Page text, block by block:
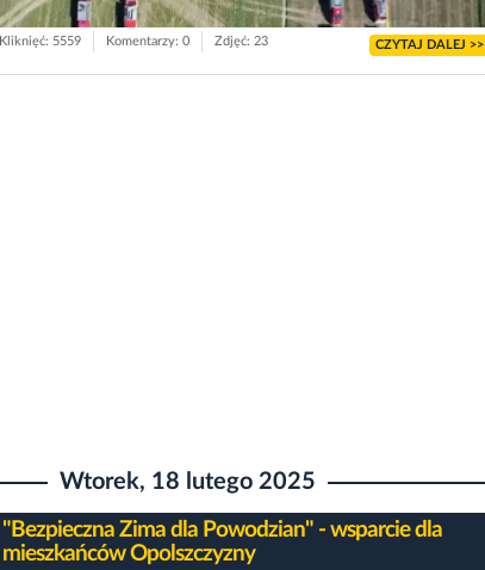
Kliknięć: 5559 Komentarzy: 0 Zdjęć: 23 CZYTAJ DALEJ >>
Wtorek, 18 lutego 2025
"Bezpieczna Zima dla Powodzian" - wsparcie dla
mieszkańców Opolszczyzny